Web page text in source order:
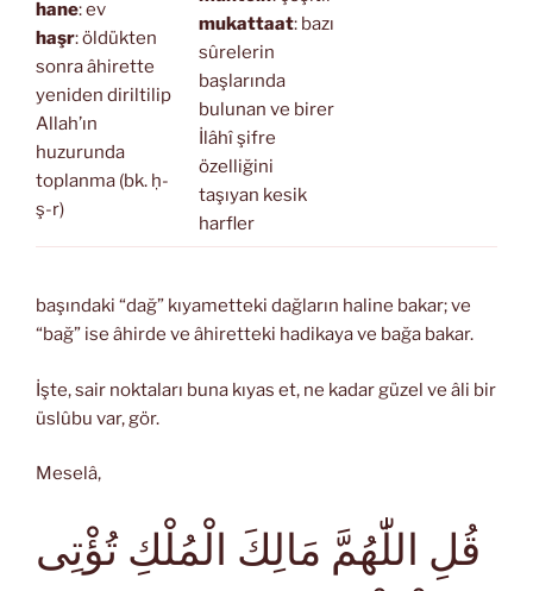
hane: ev
haşr: öldükten
sonra âhirette
yeniden diriltilip
Allah’ın
huzurunda
toplanma (bk. ḥ-
ş-r)
mukattaat: bazı
sûrelerin
başlarında
bulunan ve birer
İlâhî şifre
özelliğini
taşıyan kesik
harfler
başındaki “dağ” kıyametteki dağların haline bakar; ve
“bağ” ise âhirde ve âhiretteki hadikaya ve bağa bakar.
İşte, sair noktaları buna kıyas et, ne kadar güzel ve âli bir
üslûbu var, gör.
Meselâ,
قُلِ اللّٰهُمَّ مَالِكَ الْمُلْكِ تُؤْتِى